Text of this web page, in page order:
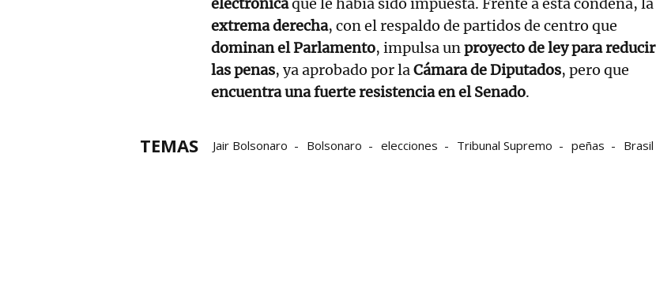
extrema derecha, con el respaldo de partidos de centro que
dominan el Parlamento, impulsa unproyecto de ley para reducir
las penas, ya aprobado por laCámara de Diputados, pero que
encuentra una fuerte resistencia en el Senado.
TEMAS Jair Bolsonaro Bolsonaro elecciones Tribunal Supremo peñas Brasil